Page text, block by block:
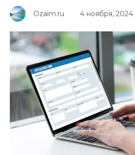
Ozaim.ru 4 ноября, 2024